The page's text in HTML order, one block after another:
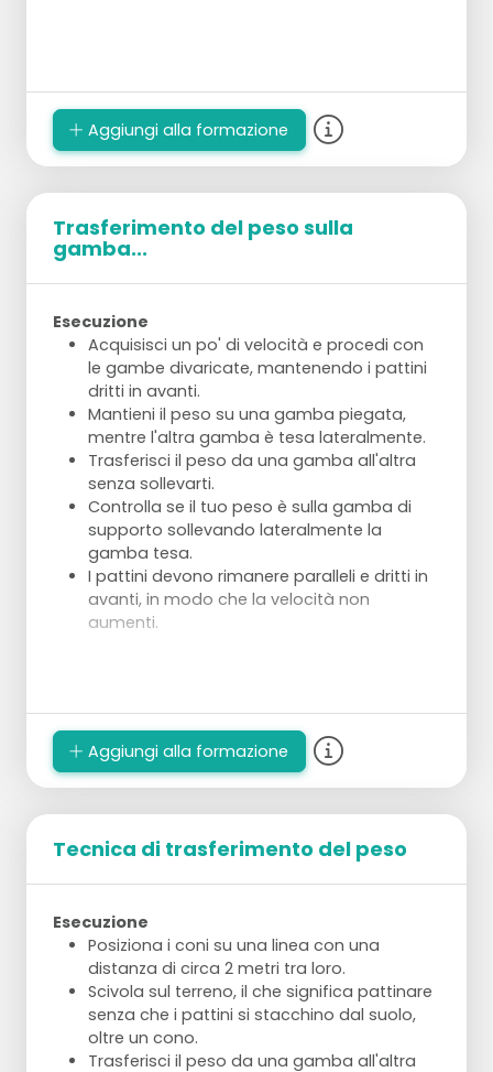
Aggiungi alla formazione
Trasferimento del peso sulla
gamba...
Esecuzione
Acquisisci un po' di velocità e procedi con
le gambe divaricate, mantenendo i pattini
dritti in avanti.
Mantieni il peso su una gamba piegata,
mentre l'altra gamba è tesa lateralmente.
Trasferisci il peso da una gamba all'altra
senza sollevarti.
Controlla se il tuo peso è sulla gamba di
supporto sollevando lateralmente la
gamba tesa.
I pattini devono rimanere paralleli e dritti in
avanti, in modo che la velocità non
aumenti.
Aggiungi alla formazione
Tecnica di trasferimento del peso
Esecuzione
Posiziona i coni su una linea con una
distanza di circa 2 metri tra loro.
Scivola sul terreno, il che significa pattinare
senza che i pattini si stacchino dal suolo,
oltre un cono.
Trasferisci il peso da una gamba all'altra